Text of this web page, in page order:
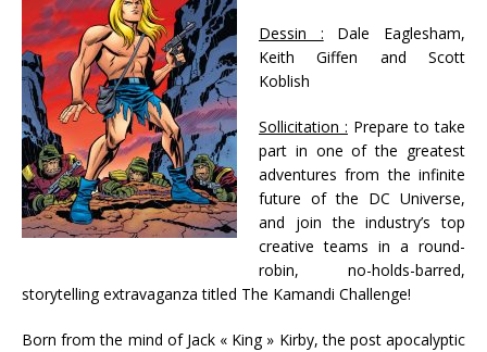
Dessin : Dale Eaglesham,
Keith Giffen and Scott
Koblish
Sollicitation : Prepare to take
part in one of the greatest
adventures from the infinite
future of the DC Universe,
and join the industry’s top
creative teams in a round-
robin, no-holds-barred,
storytelling extravaganza titled The Kamandi Challenge!
Born from the mind of Jack « King » Kirby, the post apocalyptic